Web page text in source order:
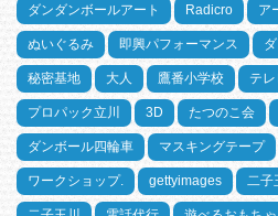
ダンダンボールアート Radicro ア
ぬいぐるみ 即興パフォーマンス
秘密基地 大人 鷹番小学校 テレ
プロパック立川 3D たつのこ会
ダンボール四輪車 マスキングテープ
ワークショップ. gettyimages 二子